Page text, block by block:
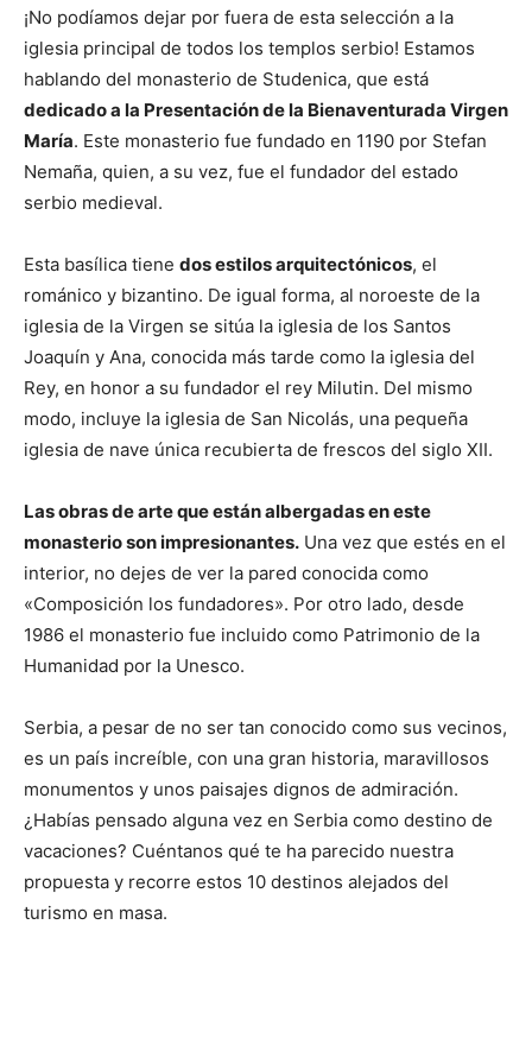
¡No podíamos dejar por fuera de esta selección a la
iglesia principal de todos los templos serbio! Estamos
hablando del monasterio de Studenica, que está
dedicado a la Presentación de la Bienaventurada Virgen
María. Este monasterio fue fundado en 1190 por Stefan
Nemaña, quien, a su vez, fue el fundador del estado
serbio medieval.
Esta basílica tiene dos estilos arquitectónicos, el
románico y bizantino. De igual forma, al noroeste de la
iglesia de la Virgen se sitúa la iglesia de los Santos
Joaquín y Ana, conocida más tarde como la iglesia del
Rey, en honor a su fundador el rey Milutin. Del mismo
modo, incluye la iglesia de San Nicolás, una pequeña
iglesia de nave única recubierta de frescos del siglo XII.
Las obras de arte que están albergadas en este
monasterio son impresionantes. Una vez que estés en el
interior, no dejes de ver la pared conocida como
«Composición los fundadores». Por otro lado, desde
1986 el monasterio fue incluido como Patrimonio de la
Humanidad por la Unesco.
Serbia, a pesar de no ser tan conocido como sus vecinos,
es un país increíble, con una gran historia, maravillosos
monumentos y unos paisajes dignos de admiración.
¿Habías pensado alguna vez en Serbia como destino de
vacaciones? Cuéntanos qué te ha parecido nuestra
propuesta y recorre estos 10 destinos alejados del
turismo en masa.